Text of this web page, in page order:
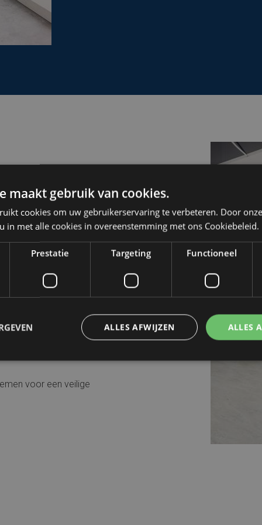
360°
voor medisch personeel
voor een veilige
maakt gebruik van cookies.
cookies om uw gebruikerservaring te verbeteren. Door
in met alle cookies in overeenstemming met ons Cookiebeleid.
Prestatie Targeting
Functioneel
ALLES
ALLES AFWIJZEN